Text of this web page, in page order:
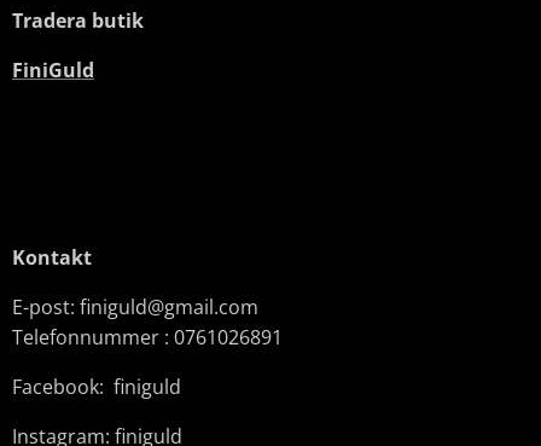
Tradera butik
FiniGuld
Kontakt
E-post: finiguld@gmail.com
Telefonnummer : 0761026891
Facebook: finiguld
Instagram: finiguld